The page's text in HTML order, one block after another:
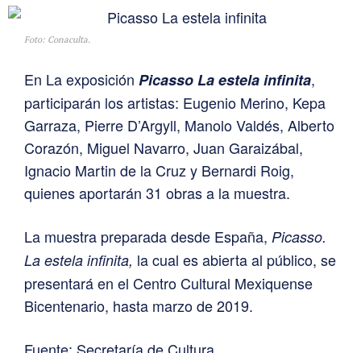
Foto: Conaculta.
En La exposición Picasso La estela infinita,
participarán los artistas: Eugenio Merino, Kepa
Garraza, Pierre D’Argyll, Manolo Valdés, Alberto
Corazón, Miguel Navarro, Juan Garaizábal,
Ignacio Martin de la Cruz y Bernardi Roig,
quienes aportarán 31 obras a la muestra.
La muestra preparada desde España, Picasso.
La estela infinita, la cual es abierta al público, se
presentará en el Centro Cultural Mexiquense
Bicentenario, hasta marzo de 2019.